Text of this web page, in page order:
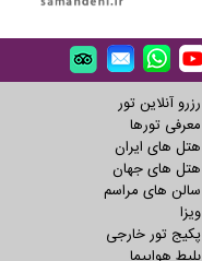
رزرو آنلاین تور
معرفی تورها
هتل های ایران
هتل های جهان
سالن های مراسم
ویزا
پکیج تور خارجی